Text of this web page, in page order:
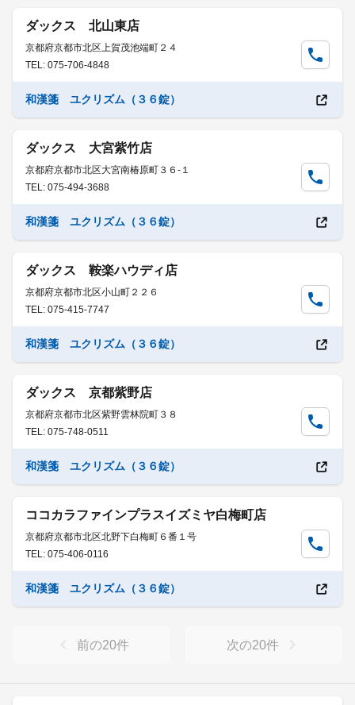
ダックス 北山東店
京都府京都市北区上賀茂池端町２４
TEL: 075-706-4848
和漢箋 ユクリズム（３６錠）
ダックス 大宮紫竹店
京都府京都市北区大宮南椿原町３６-１
TEL: 075-494-3688
和漢箋 ユクリズム（３６錠）
ダックス 鞍楽ハウディ店
京都府京都市北区小山町２２６
TEL: 075-415-7747
和漢箋 ユクリズム（３６錠）
ダックス 京都紫野店
京都府京都市北区紫野雲林院町３８
TEL: 075-748-0511
和漢箋 ユクリズム（３６錠）
ココカラファインプラスイズミヤ白梅町店
京都府京都市北区北野下白梅町６番１号
TEL: 075-406-0116
和漢箋 ユクリズム（３６錠）
前の20件 次の20件